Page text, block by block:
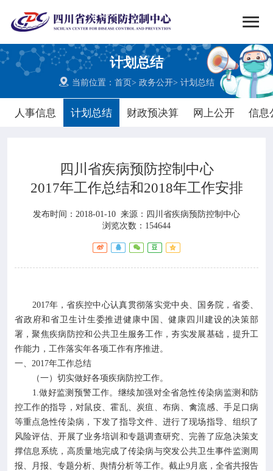

计划总结
 当前位置：首页>政务公开>计划总结
人事信息 计划总结 财政预决算 网上公开 信息

网站首页
中心概况 

工作重点 
科研培训 
科普园地
学术期刊
在线互动 
政务公开 
四川省疾病预防控制中心
2017年工作总结和2018年工作安排
发布时间：2018-01-10 来源： 四川省疾病预防控制中心
浏览次数：154644
2017年，省疾控中心认真贯彻落实党中央、国务院，省委、
省政府和省卫生计生委推进健康中国、健康四川建设的决策部
署，聚焦疾病防控和公共卫生服务工作，夯实发展基础，提升工
作能力，工作落实年各项工作有序推进。
一、2017年工作总结
（一）切实做好各项疾病防控工作。
1.做好监测预警工作。继续加强对全省急性传染病监测和防
控工作的指导，对鼠疫、霍乱、炭疽、布病、禽流感、手足口病
等重点急性传染病，下发了指导文件、进行了现场指导、组织了
风险评估、开展了业务培训和专题调查研究、完善了应急决策支
撑信息系统，高质量地完成了传染病与突发公共卫生事件监测周
报、月报、专题分析、舆情分析等工作。截止9月底，全省共报告